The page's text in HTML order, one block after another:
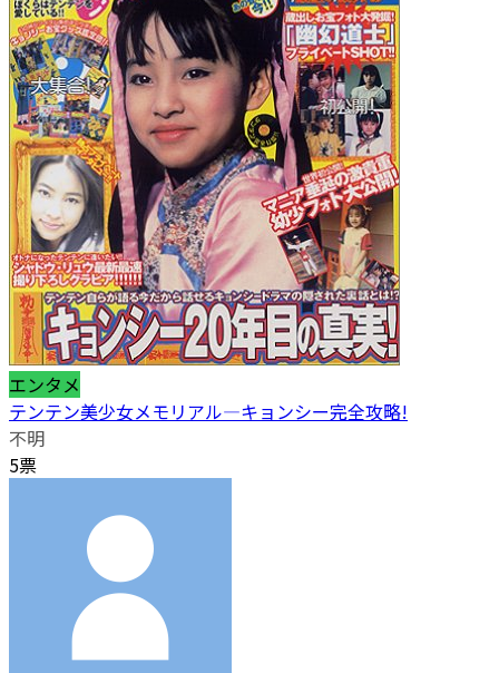
エンタメ
テンテン美少女メモリアル―キョンシー完全攻略!
不明
5票